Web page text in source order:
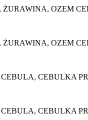
OZEM
OZEM
CEBULKA
CEBULKA